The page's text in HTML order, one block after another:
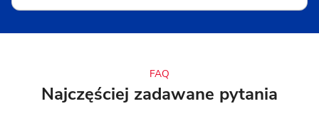
FAQ
Najczęściej zadawane pytania